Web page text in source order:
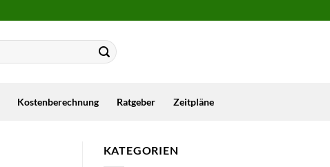
Kostenberechnung Ratgeber Zeitpläne
KATEGORIEN